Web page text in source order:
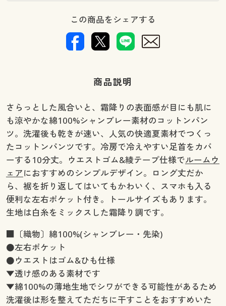
この商品をシェアする
商品説明
さらっとした風合いと、霜降りの表面感が目にも肌に
も涼やかな綿100%シャンブレー素材のコットンパン
ツ。洗濯後も乾きが速い、人気の快適夏素材でつくっ
たコットンパンツです。冷房で冷えやすい足首をカバ
ーする10分丈。ウエストゴム&綾テープ仕様でルームウ
ェアにおすすめのシンプルデザイン。ロング丈だか
ら、裾を折り返してはいてもかわいく、スマホも入る
便利な左右ポケット付き。トールサイズもあります。
生地は白糸をミックスした霜降り調です。
■〔織物〕綿100%(シャンブレー・先染)
●左右ポケット
●ウエストはゴム&ひも仕様
▼透け感のある素材です
▼綿100%の薄地生地でシワができる可能性があるため
洗濯後は形を整えてただちに干すことをおすすめいた